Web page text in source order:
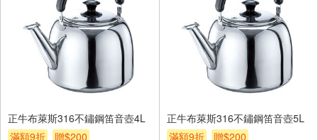
正牛布萊斯316不鏽鋼笛音壺4L
滿額9折
贈$200
正牛布萊斯316不鏽鋼笛音壺5L
滿額9折
贈$200